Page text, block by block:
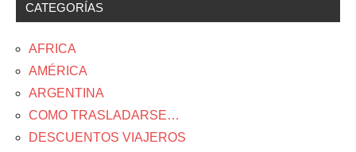
CATEGORÍAS
AFRICA
AMÉRICA
ARGENTINA
COMO TRASLADARSE…
DESCUENTOS VIAJEROS